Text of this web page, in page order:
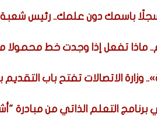
باسمك دون علمك.. رئيس شعبة
ماذا تفعل إذا وجدت خط
وزارة الاتصالات تفتح باب التقديم
التعلم الذاتي من مبادرة